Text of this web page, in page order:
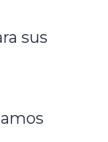
sus